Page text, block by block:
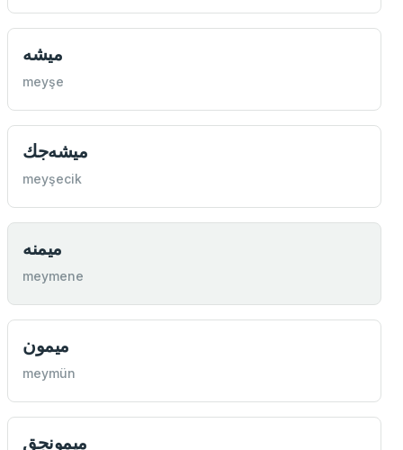
ميشه
meyşe
ميشه‌جك
meyşecik
ميمنه
meymene
ميمون
meymün
ميمونجق